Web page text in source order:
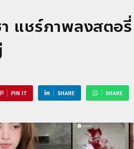
า แชร์ภาพลงสตอ
PIN IT SHARE SHARE